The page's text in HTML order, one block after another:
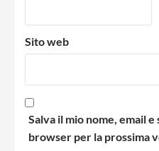
Sito web
Salva il mio nome, email
browser per la prossima